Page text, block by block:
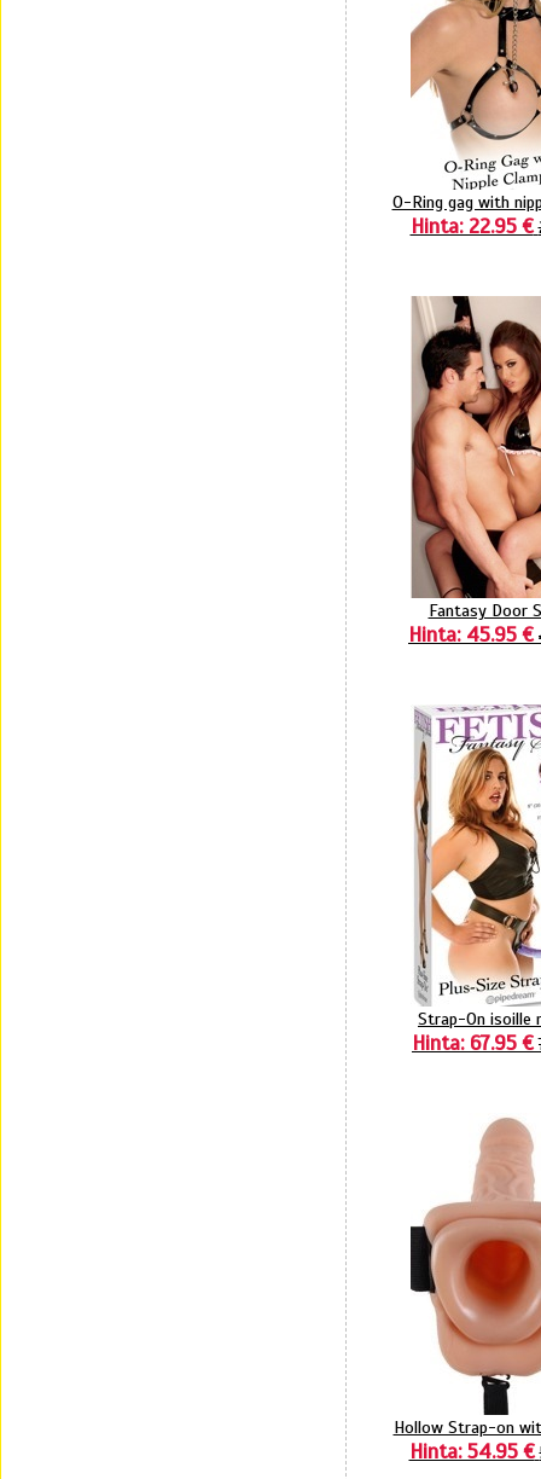
O-Ring gag with
Hinta: 22.95 €
Fantasy Door
Hinta: 45.95 €
Strap-On isoille
Hinta: 67.95 €
Hollow Strap-on
Hinta: 54.95 €